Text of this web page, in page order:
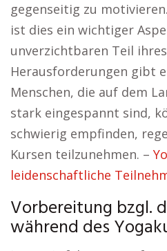
gegenseitig zu
ist dies ein wichtiger
unverzichtbaren Teil
Herausforderungen gibt
Menschen, die auf dem
stark eingespannt sind,
schwierig empfinden,
Kursen teilzunehmen. –
leidenschaftliche
Vorbereitung bzgl.
während des